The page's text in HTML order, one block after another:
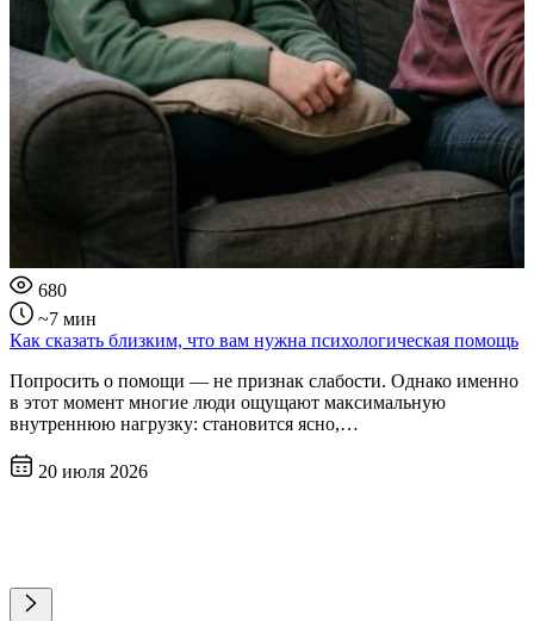
680
~7 мин
Как сказать близким, что вам нужна психологическая помощь
Попросить о помощи — не признак слабости. Однако именно
в этот момент многие люди ощущают максимальную
внутреннюю нагрузку: становится ясно,…
20 июля 2026